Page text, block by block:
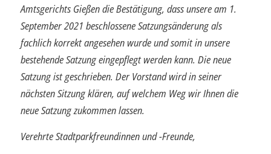
Amtsgerichts Gießen die Bestä­tigung, dass unsere am 1.
September 2021 beschlossene Satzungsänderung als
fachlich korrekt angesehen wurde und somit in unsere
bestehende Satzung einge­pflegt werden kann. Die neue
Satzung ist geschrieben. Der Vorstand wird in seiner
nächsten Sitzung klären, auf welchem Weg wir Ihnen die
neue Satzung zukommen lassen.
Verehrte Stadtparkfreundinnen und -Freunde,